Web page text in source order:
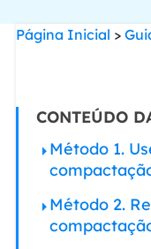
Página Inicial >
CONTEÚDO
Método 1.
Método 2.